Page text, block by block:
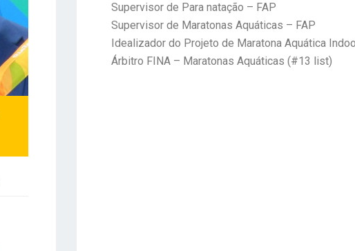
Supervisor de Para natação – FAP
Supervisor de Maratonas Aquáticas – FAP
Idealizador do Projeto de Maratona Aquática
Árbitro FINA – Maratonas Aquáticas (#13 list)